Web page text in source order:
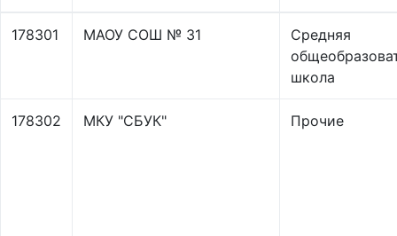
178301 МАОУ СОШ № 31
Средняя
школа
178302 МКУ "СБУК" Прочие